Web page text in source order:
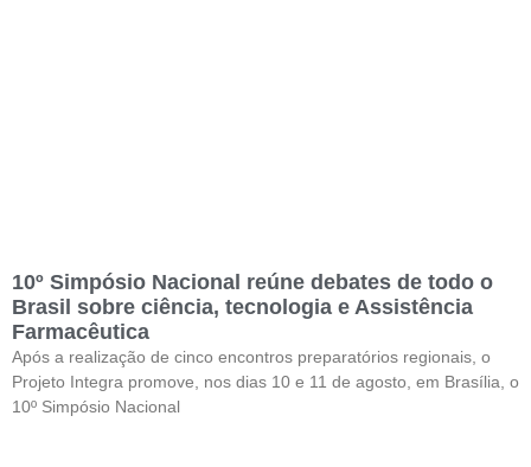
10º Simpósio Nacional reúne debates de todo o
Brasil sobre ciência, tecnologia e Assistência
Farmacêutica
Após a realização de cinco encontros preparatórios regionais, o
Projeto Integra promove, nos dias 10 e 11 de agosto, em Brasília, o
10º Simpósio Nacional